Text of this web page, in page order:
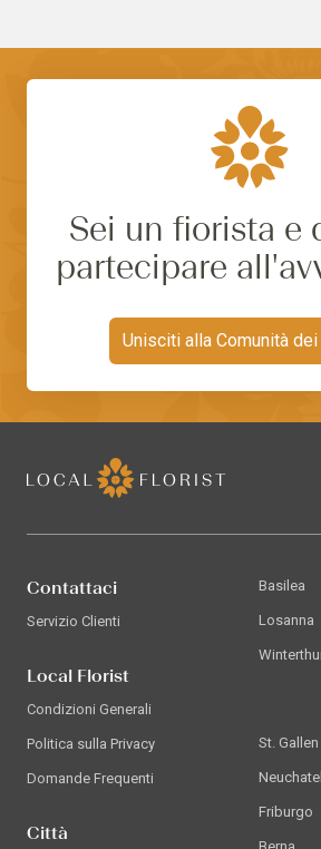
Sei un fiorista e
partecipare
Unisciti alla Comunità
Contattaci
Servizio Clienti
Local Florist
Condizioni Generali
Politica sulla Privacy
Domande Frequenti
Città
Basilea
Losanna
St. Gallen
Neuchatel
Friburgo